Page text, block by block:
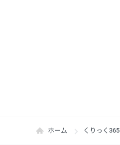
ホーム くりっく365